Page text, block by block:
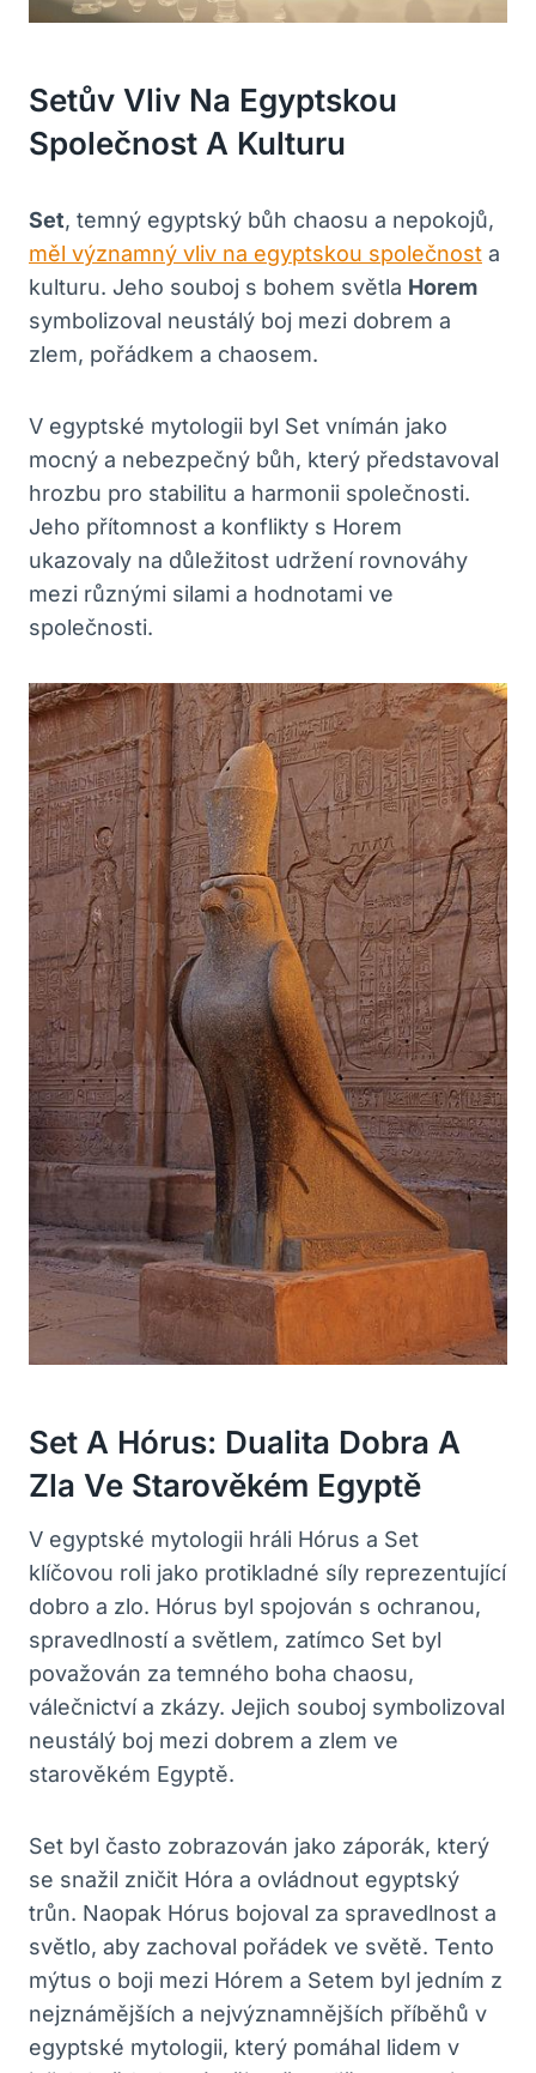
Setův Vliv Na Egyptskou
Společnost A Kulturu
Set, temný egyptský bůh chaosu a nepokojů,
měl významný vliv na egyptskou společnost a
kulturu. Jeho souboj s bohem světla Horem
symbolizoval neustálý boj mezi dobrem a
zlem, pořádkem a chaosem.
V egyptské mytologii byl Set vnímán jako
mocný a nebezpečný bůh, který představoval
hrozbu pro stabilitu a harmonii společnosti.
Jeho přítomnost a konflikty s Horem
ukazovaly na důležitost udržení rovnováhy
mezi různými silami a hodnotami ve
společnosti.
Set A Hórus: Dualita Dobra A
Zla Ve Starověkém Egyptě
V egyptské mytologii hráli Hórus a Set
klíčovou roli jako protikladné síly reprezentující
dobro a zlo. Hórus byl spojován s ochranou,
spravedlností a světlem, zatímco Set byl
považován za temného boha chaosu,
válečnictví a zkázy. Jejich souboj symbolizoval
neustálý boj mezi dobrem a zlem ve
starověkém Egyptě.
Set byl často zobrazován jako záporák, který
se snažil zničit Hóra a ovládnout egyptský
trůn. Naopak Hórus bojoval za spravedlnost a
světlo, aby zachoval pořádek ve světě. Tento
mýtus o boji mezi Hórem a Setem byl jedním z
nejznámějších a nejvýznamnějších příběhů v
egyptské mytologii, který pomáhal lidem v